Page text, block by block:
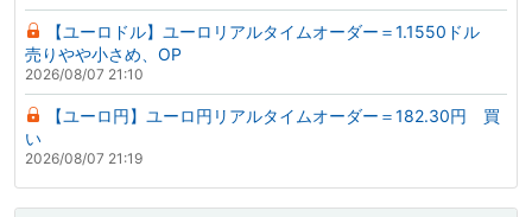
【ユーロドル】ユーロリアルタイムオーダー＝1.1550ドル
売りやや小さめ、OP
2026/08/07 21:10
【ユーロ円】ユーロ円リアルタイムオーダー＝182.30円 買
い
2026/08/07 21:19